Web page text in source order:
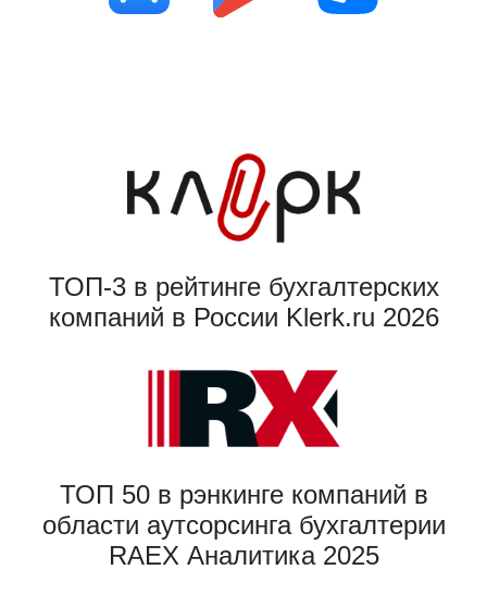
ТОП-3 в рейтинге бухгалтерских
компаний в России Klerk.ru 2026
ТОП 50 в рэнкинге компаний в
области аутсорсинга бухгалтерии
RAEX Аналитика 2025